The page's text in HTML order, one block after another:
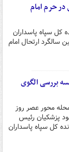
حرم امام
کل سپاه پاسداران
سی و ششمین سالگرد ارتحال امام
بررسی الگوی
محور عصر روز
پزشکیان رئیس
کل سپاه پاسداران